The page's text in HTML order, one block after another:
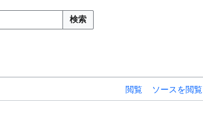
検索
閲覧 ソースを閲覧